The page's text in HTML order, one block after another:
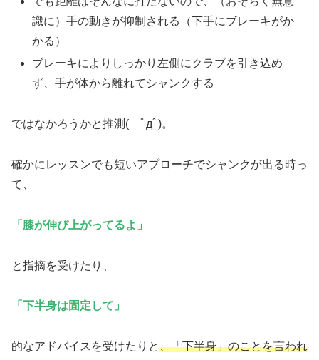
識に）手の動きが抑制される（下手にブレーキがか
かる）
ブレーキによりしっかり左側にクラブを引き込め
ず、手が体から離れてシャンクする
ではなかろうかと推測( ﾟдﾟ)。
確かにレッスンでも短いアプローチでシャンクが出る時っ
て、
「膝が伸び上がってるよ」
と指摘を受けたり、
「下半身は固定して」
的なアドバイスを受けたりと、「下半身」のことを言われ